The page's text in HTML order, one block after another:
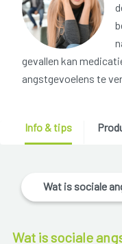
gevallen kan
angstgevoelens te
Info & tips
Wat is sociale
Wat is sociale